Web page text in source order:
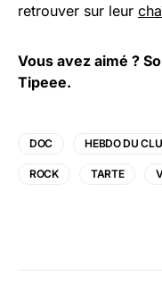
retrouver sur leur
Vous avez aimé ?
Tipeee.
DOC HEBDO DU
ROCK TARTE